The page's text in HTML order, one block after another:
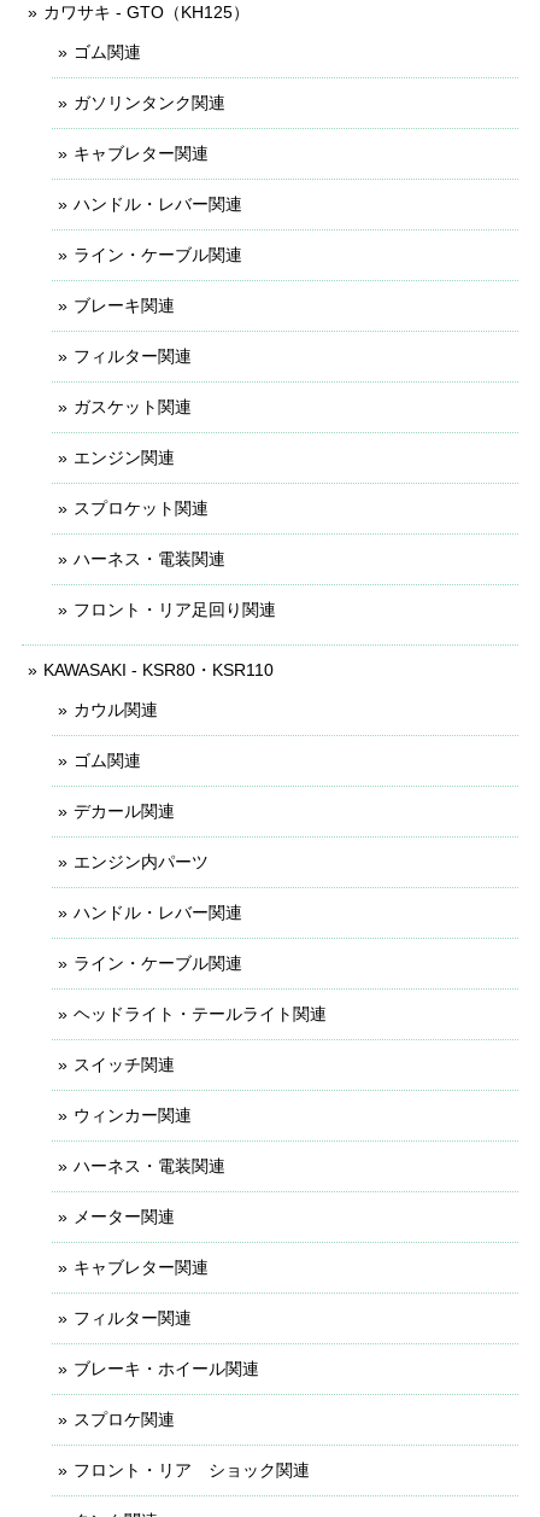
カワサキ - GTO（KH125）
ゴム関連
ガソリンタンク関連
キャブレター関連
ハンドル・レバー関連
ライン・ケーブル関連
ブレーキ関連
フィルター関連
ガスケット関連
エンジン関連
スプロケット関連
ハーネス・電装関連
フロント・リア足回り関連
KAWASAKI - KSR80・KSR110
カウル関連
ゴム関連
デカール関連
エンジン内パーツ
ハンドル・レバー関連
ライン・ケーブル関連
ヘッドライト・テールライト関連
スイッチ関連
ウィンカー関連
ハーネス・電装関連
メーター関連
キャブレター関連
フィルター関連
ブレーキ・ホイール関連
スプロケ関連
フロント・リア ショック関連